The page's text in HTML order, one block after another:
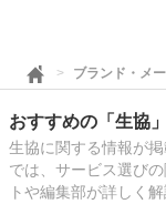
ブランド・メ
おすすめの「生協
生協に関する情報が
では、サービス選び
トや編集部が詳しく